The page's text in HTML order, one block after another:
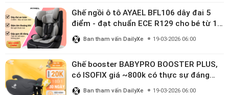
Ghế ngồi ô tô AYAEL BFL106 dây đai 5
điểm - đạt chuẩn ECE R129 cho bé từ 1–
10 tuổi
Ban tham vấn DailyXe 19-03-2026 06:00
Ghế booster BABYPRO BOOSTER PLUS,
có ISOFIX giá ~800k có thực sự đáng
mua?
Ban tham vấn DailyXe 19-03-2026 06:00